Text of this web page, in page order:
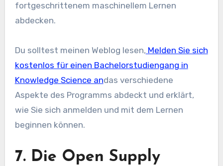
fortgeschrittenem maschinellem Lernen
abdecken.
Du solltest meinen Weblog lesen, Melden Sie sich
kostenlos für einen Bachelorstudiengang in
Knowledge Science andas verschiedene
Aspekte des Programms abdeckt und erklärt,
wie Sie sich anmelden und mit dem Lernen
beginnen können.
7. Die Open Supply